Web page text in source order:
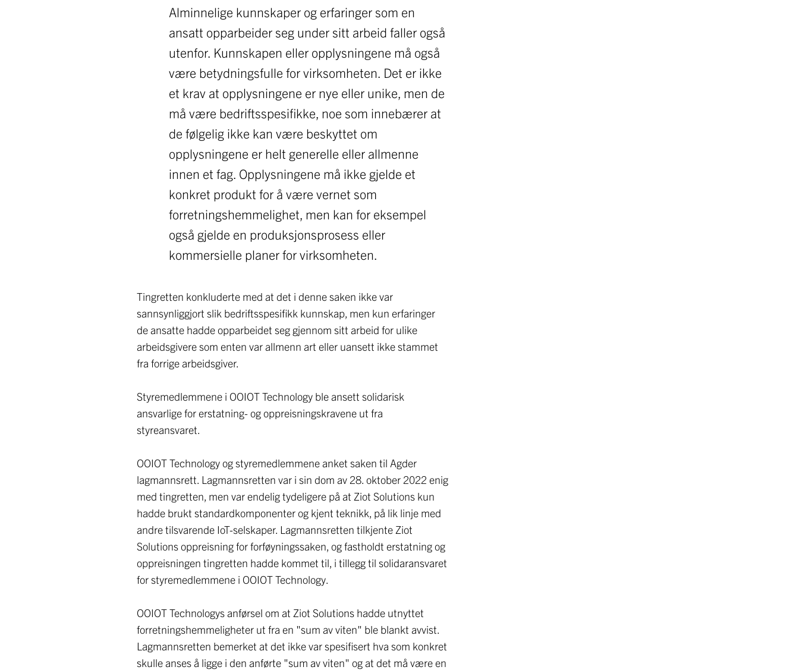
Alminnelige kunnskaper og erfaringer som en
ansatt opparbeider seg under sitt arbeid faller også
utenfor. Kunnskapen eller opplysningene må også
være betydningsfulle for virksomheten. Det er ikke
et krav at opplysningene er nye eller unike, men de
må være bedriftsspesifikke, noe som innebærer at
de følgelig ikke kan være beskyttet om
opplysningene er helt generelle eller allmenne
innen et fag. Opplysningene må ikke gjelde et
konkret produkt for å være vernet som
forretningshemmelighet, men kan for eksempel
også gjelde en produksjonsprosess eller
kommersielle planer for virksomheten.
Tingretten konkluderte med at det i denne saken ikke var
sannsynliggjort slik bedriftsspesifikk kunnskap, men kun erfaringer
de ansatte hadde opparbeidet seg gjennom sitt arbeid for ulike
arbeidsgivere som enten var allmenn art eller uansett ikke stammet
fra forrige arbeidsgiver.
Styremedlemmene i OOIOT Technology ble ansett solidarisk
ansvarlige for erstatning- og oppreisningskravene ut fra
styreansvaret.
OOIOT Technology og styremedlemmene anket saken til Agder
lagmannsrett. Lagmannsretten var i sin dom av 28. oktober 2022 enig
med tingretten, men var endelig tydeligere på at Ziot Solutions kun
hadde brukt standardkomponenter og kjent teknikk, på lik linje med
andre tilsvarende IoT-selskaper. Lagmannsretten tilkjente Ziot
Solutions oppreisning for forføyningssaken, og fastholdt erstatning og
oppreisningen tingretten hadde kommet til, i tillegg til solidaransvaret
for styremedlemmene i OOIOT Technology.
OOIOT Technologys anførsel om at Ziot Solutions hadde utnyttet
forretningshemmeligheter ut fra en "sum av viten" ble blankt avvist.
Lagmannsretten bemerket at det ikke var spesifisert hva som konkret
skulle anses å ligge i den anførte "sum av viten" og at det må være en